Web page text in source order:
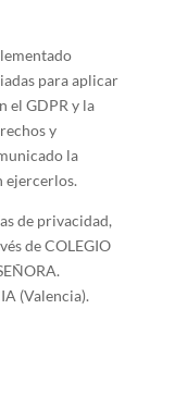
para aplicar
el GDPR y la
y
la
ejercerlos.
de privacidad,
de COLEGIO
(Valencia).